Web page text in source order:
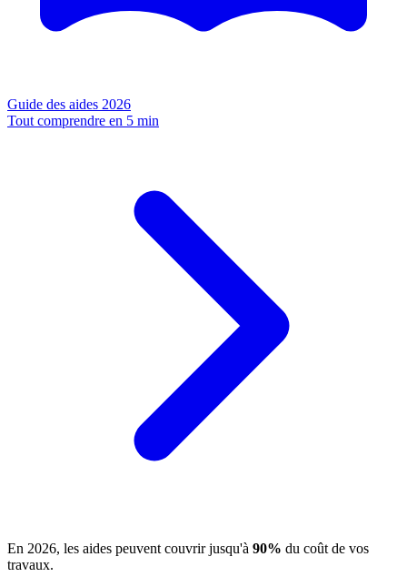
Guide des aides 2026
Tout comprendre en 5 min
En 2026, les aides peuvent couvrir jusqu'à 90% du coût de vos
travaux.